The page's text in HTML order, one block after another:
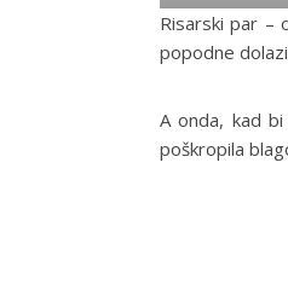
Risarski par –
popodne
A onda, kad
poškropila